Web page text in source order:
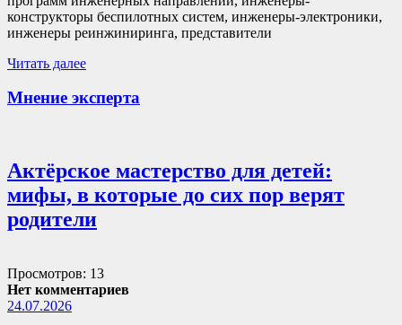
конструкторы беспилотных систем, инженеры-электроники,
инженеры реинжиниринга, представители
Читать далее
Мнение эксперта
Актёрское мастерство для детей:
мифы, в которые до сих пор верят
родители
Просмотров: 13
Нет комментариев
24.07.2026